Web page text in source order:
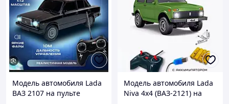
Модель автомобиля Lada
ВАЗ 2107 на пульте
Модель автомобиля Lada
Niva 4x4 (ВАЗ-2121) на